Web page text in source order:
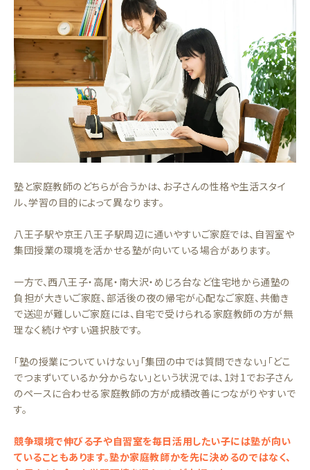
塾と家庭教師のどちらが合うかは、お子さんの性格や生活スタイ
ル、学習の目的によって異なります。
八王子駅や京王八王子駅周辺に通いやすいご家庭では、自習室や
集団授業の環境を活かせる塾が向いている場合があります。
一方で、西八王子・高尾・南大沢・めじろ台など住宅地から通塾の
負担が大きいご家庭、部活後の夜の帰宅が心配なご家庭、共働き
で送迎が難しいご家庭には、自宅で受けられる家庭教師の方が無
理なく続けやすい選択肢です。
「塾の授業についていけない」「集団の中では質問できない」「どこ
でつまずいているか分からない」という状況では、1対1でお子さん
のペースに合わせる家庭教師の方が成績改善につながりやすいで
す。
競争環境で伸びる子や自習室を毎日活用したい子には塾が向い
ていることもあります。塾か家庭教師かを先に決めるのではなく、